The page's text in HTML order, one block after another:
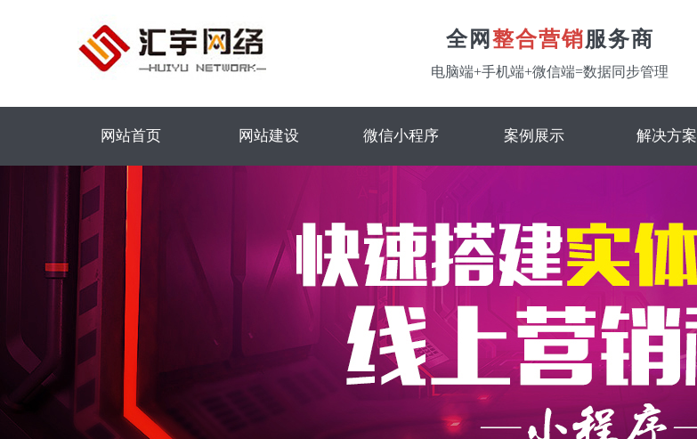
全网 整合营销服务商
电脑端+手机端+微信端=数据同步管理
网站首页 网站建设 微信小程序 案例展示 解决方案